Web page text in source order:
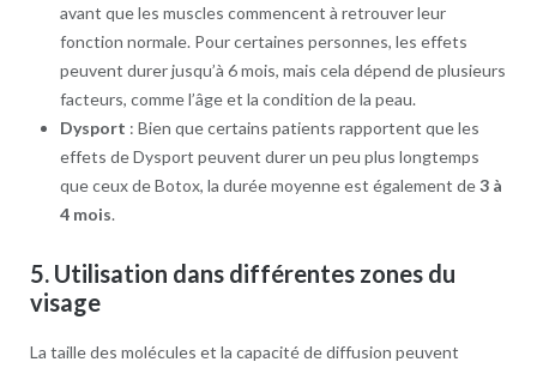
avant que les muscles commencent à retrouver leur
fonction normale. Pour certaines personnes, les effets
peuvent durer jusqu’à 6 mois, mais cela dépend de plusieurs
facteurs, comme l’âge et la condition de la peau.
Dysport : Bien que certains patients rapportent que les
effets de Dysport peuvent durer un peu plus longtemps
que ceux de Botox, la durée moyenne est également de3 à
4 mois.
5. Utilisation dans différentes zones du
visage
La taille des molécules et la capacité de diffusion peuvent